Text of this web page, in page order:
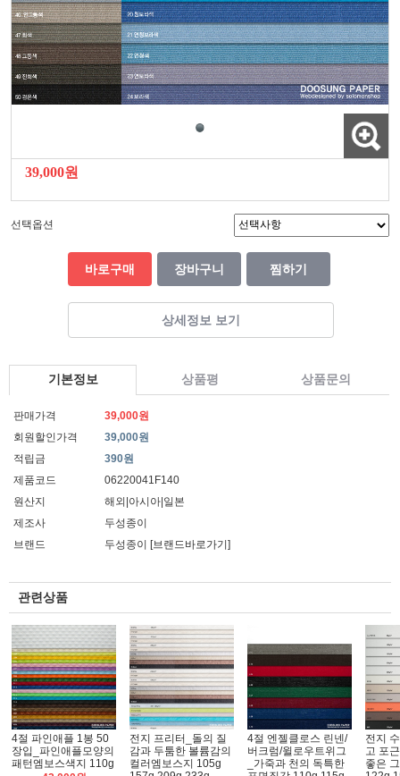
39,000원
선택옵션
바로구매 장바구니 찜하기
상세정보 보기
기본정보 상품평 상품문의
판매가격
39,000원
회원할인가격
39,000원
적립금
390원
제품코드
06220041F140
원산지
해외|아시아|일본
제조사
두성종이
브랜드
두성종이 [브랜드바로가기]
관련상품
4절 파인애플 1봉 50
장입_파인애플모양의
패턴엠보스색지 110g
전지 프리터_돌의 질
감과 두툼한 볼륨감의
컬러엠보스지 105g
4절 엔젤클로스 린넨/
버크럼/윌로우트위그
_가죽과 천의 독특한
전지
고 포
좋은